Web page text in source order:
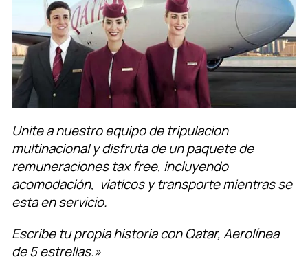
Unite a nuestro equipo de tripulacion
multinacional y disfruta de un paquete de
remuneraciones tax free, incluyendo
acomodación, viaticos y transporte mientras se
esta en servicio.
Escribe tu propia historia con Qatar, Aerolínea
de 5 estrellas.»